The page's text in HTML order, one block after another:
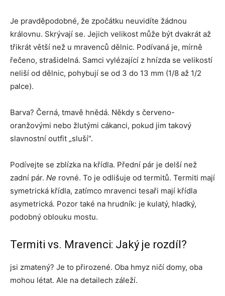
Je pravděpodobné, že zpočátku neuvidíte žádnou
královnu. Skrývají se. Jejich velikost může být dvakrát až
třikrát větší než u mravenců dělnic. Podívaná je, mírně
řečeno, strašidelná. Samci vylézající z hnízda se velikostí
neliší od dělnic, pohybují se od 3 do 13 mm (1/8 až 1/2
palce).
Barva? Černá, tmavě hnědá. Někdy s červeno-
oranžovými nebo žlutými cákanci, pokud jim takový
slavnostní outfit „sluší“.
Podívejte se zblízka na křídla. Přední pár je delší než
zadní pár. Ne rovné. To je odlišuje od termitů. Termiti mají
symetrická křídla, zatímco mravenci tesaři mají křídla
asymetrická. Pozor také na hrudník: je kulatý, hladký,
podobný oblouku mostu.
Termiti vs. Mravenci: Jaký je rozdíl?
jsi zmatený? Je to přirozené. Oba hmyz ničí domy, oba
mohou létat. Ale na detailech záleží.